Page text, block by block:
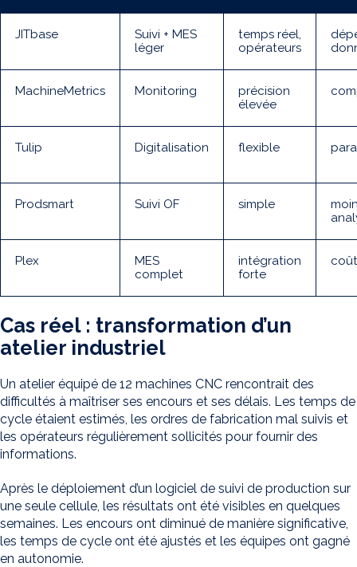
JITbase
Suivi + MES
léger
temps réel,
opérateurs
MachineMetrics Monitoring
précision
élevée
Tulip Digitalisation flexible
Prodsmart Suivi OF simple
Plex
MES
complet
intégration
forte
coût
Cas réel : transformation d’un
atelier industriel
Un atelier équipé de 12 machines CNC rencontrait des
difficultés à maîtriser ses encours et ses délais. Les temps de
cycle étaient estimés, les ordres de fabrication mal suivis et
les opérateurs régulièrement sollicités pour fournir des
informations.
Après le déploiement d’un logiciel de suivi de production sur
une seule cellule, les résultats ont été visibles en quelques
semaines. Les encours ont diminué de manière significative,
les temps de cycle ont été ajustés et les équipes ont gagné
en autonomie.